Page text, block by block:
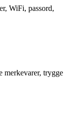
WiFi, passord,
merkevarer, trygge